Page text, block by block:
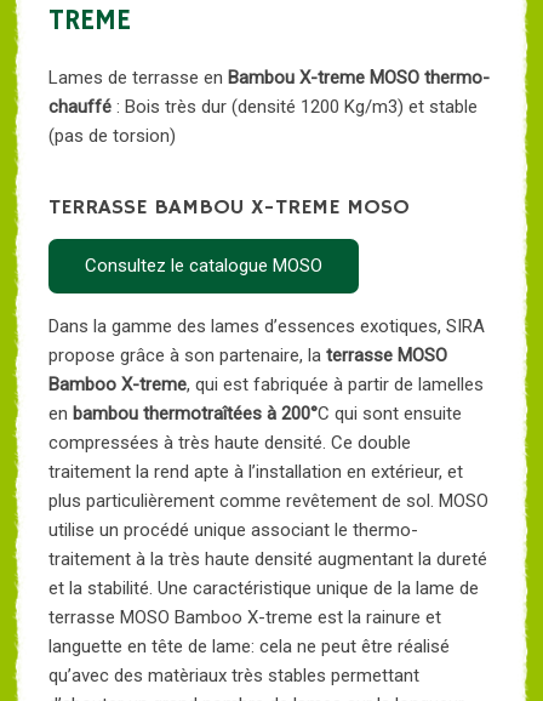
TREME
Lames de terrasse en Bambou X-treme MOSO thermo-
chauffé : Bois très dur (densité 1200 Kg/m3) et stable
(pas de torsion)
TERRASSE BAMBOU X-TREME MOSO
Consultez le catalogue MOSO
Dans la gamme des lames d’essences exotiques, SIRA
propose grâce à son partenaire, la terrasse MOSO
Bamboo X-treme, qui est fabriquée à partir de lamelles
en bambou thermotraîtées à 200°C qui sont ensuite
compressées à très haute densité. Ce double
traitement la rend apte à l’installation en extérieur, et
plus particulièrement comme revêtement de sol. MOSO
utilise un procédé unique associant le thermo-
traitement à la très haute densité augmentant la dureté
et la stabilité. Une caractéristique unique de la lame de
terrasse MOSO Bamboo X-treme est la rainure et
languette en tête de lame: cela ne peut être réalisé
qu’avec des matèriaux très stables permettant